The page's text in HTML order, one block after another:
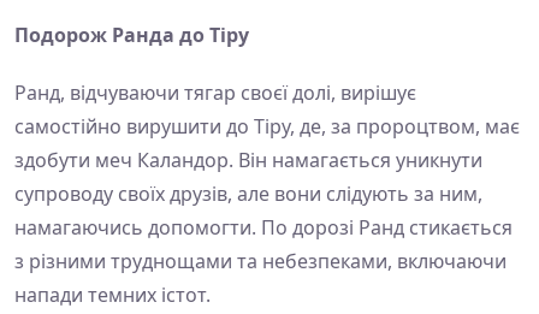
Подорож Ранда до Тіру
Ранд, відчуваючи тягар своєї долі, вирішує
самостійно вирушити до Тіру, де, за пророцтвом, має
здобути меч Каландор. Він намагається уникнути
супроводу своїх друзів, але вони слідують за ним,
намагаючись допомогти. По дорозі Ранд стикається
з різними труднощами та небезпеками, включаючи
напади темних істот.